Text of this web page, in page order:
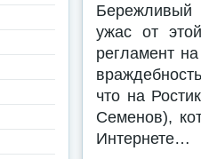
Бережливый
ужас от
регламент
что на
Семенов),
Интернете…